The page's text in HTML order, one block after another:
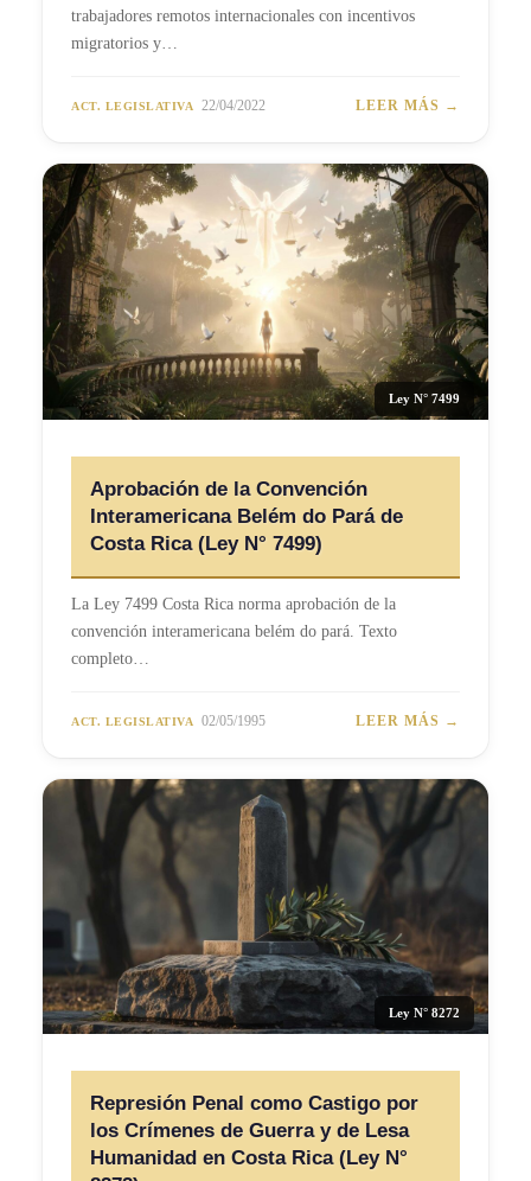
trabajadores remotos internacionales con incentivos
migratorios y…
ACT. LEGISLATIVA 22/04/2022 LEER MÁS →
Ley N° 7499
Aprobación de la Convención
Interamericana Belém do Pará de
Costa Rica (Ley N° 7499)
La Ley 7499 Costa Rica norma aprobación de la
convención interamericana belém do pará. Texto
completo…
ACT. LEGISLATIVA 02/05/1995 LEER MÁS →
Ley N° 8272
Represión Penal como Castigo por
los Crímenes de Guerra y de Lesa
Humanidad en Costa Rica (Ley N°